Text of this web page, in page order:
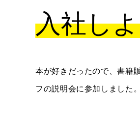
入社し
本が好きだったので、書籍
フの説明会に参加しました。